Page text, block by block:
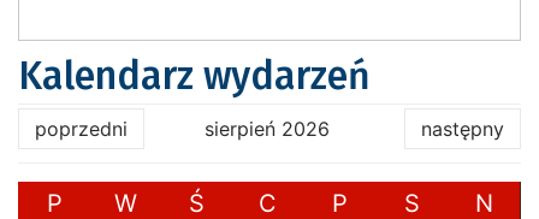
Kalendarz wydarzeń
poprzedni sierpień 2026 następny
P W Ś C P S N